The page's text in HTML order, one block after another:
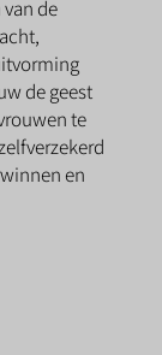
de
de geest
te
en